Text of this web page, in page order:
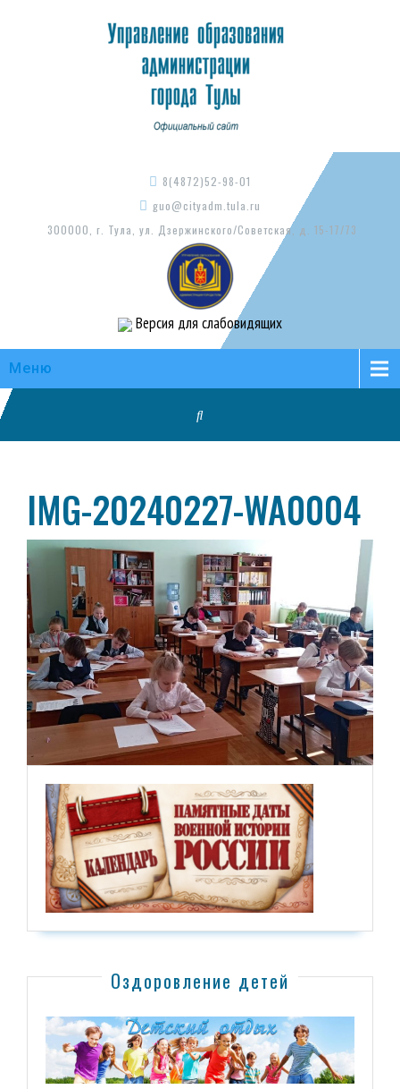
8(4872)52-98-01
guo@cityadm.tula.ru
300000, г. Тула, ул. Дзержинского/Советская, д. 15-17/73
Версия для слабовидящих
Меню
IMG-20240227-WA0004
Оздоровление детей